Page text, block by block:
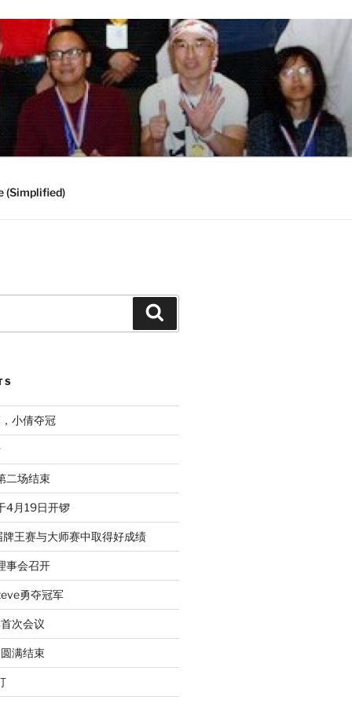
(Simplified)
小倩夺冠
二场结束
4月19日开锣
王赛与大师赛中取得好成绩
事会召开
勇夺冠军
次会议
满结束